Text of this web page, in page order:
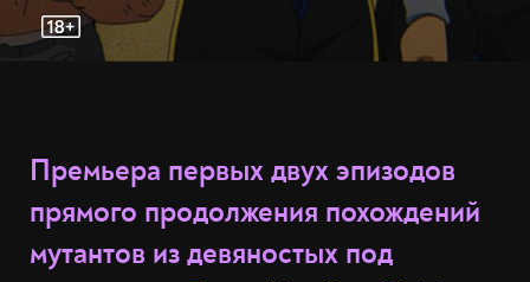
Премьера первых двух эпизодов
прямого продолжения похождений
мутантов из девяностых под